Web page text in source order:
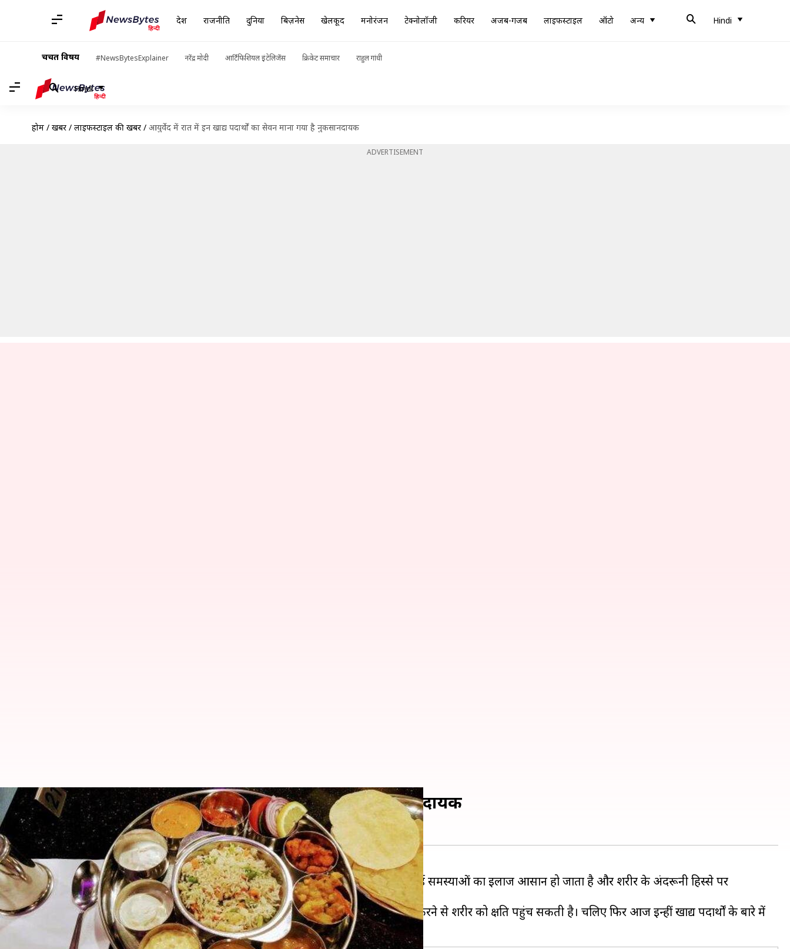
देश राजनीति दुनिया बिज़नेस खेलकूद मनोरंजन टेक्नोलॉजी करियर अजब-गजब लाइफस्टाइल ऑटो अन्य Hindi
चर्चित विषय #NewsBytesExplainer नरेंद्र मोदी आर्टिफिशियल इंटेलिजेंस क्रिकेट समाचार राहुल गांधी
Hindi
होम / खबरें / लाइफस्टाइल की खबरें / आयुर्वेद में रात में इन खाद्य पदार्थों का सेवन माना गया है नुकसानदायक
ADVERTISEMENT
आयुर्वेद में रात में इन खाद्य पदार्थों का सेवन माना गया है नुकसानदायक
लेखन अंजली Aug 10, 2020 02:31 pm
क्या है खबर?
आयुर्वेद में खान-पान से संबंधित ऐसी कई बातें बताई गई हैं जिनका पालन करने से सेहत से जुड़ी कई समस्याओं का इलाज आसान हो जाता है और शरीर के अंदरूनी हिस्से पर
सकारात्मक प्रभाव पड़ता है।
ठीक इसी प्रकार आयुर्वेद में कुछ ऐसे खाद्य पदार्थों के बारे में भी बताया गया है जिनका रात में सेवन करने से शरीर को क्षति पहुंच सकती है। चलिए फिर आज इन्हीं खाद्य पदार्थों के बारे में